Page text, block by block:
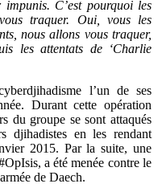
C’est pourquoi les
traquer. Oui, vous les
nous allons vous traquer,
les attentats de ‘Charlie
l’un de ses
Durant cette opération
du groupe se sont attaqués
djihadistes en les rendant
2015. Par la suite, une
a été menée contre le
de Daech.